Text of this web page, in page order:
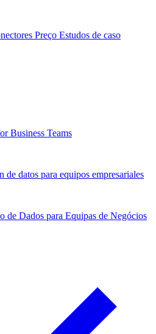
Preço Estudos de caso
Business Teams
datos para equipos empresariales
de Dados para Equipas de Negócios